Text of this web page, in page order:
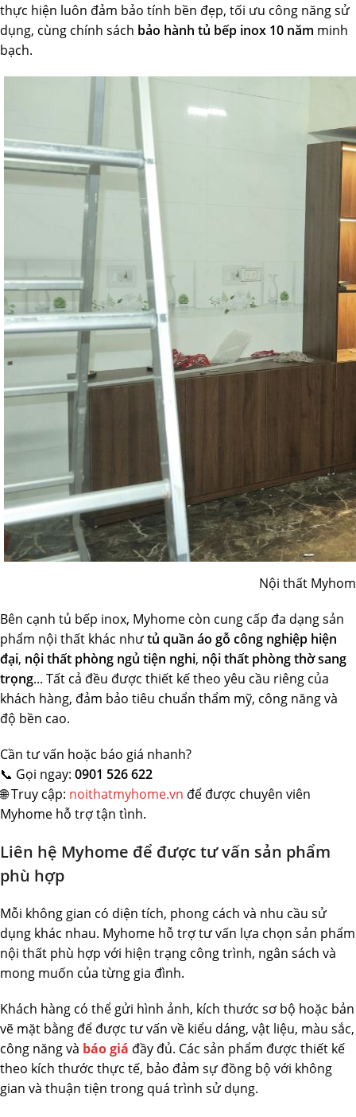
thực hiện luôn đảm bảo tính bền đẹp, tối ưu công năng sử
dụng, cùng chính sách bảo hành tủ bếp inox 10 năm minh
bạch.
Nội thất
Bên cạnh tủ bếp inox, Myhome còn cung cấp đa dạng sản
phẩm nội thất khác nhưtủ quần áo gỗ công nghiệp hiện
đại, nội thất phòng ngủ tiện nghi, nội thất phòng thờ sang
trọng... Tất cả đều được thiết kế theo yêu cầu riêng của
khách hàng, đảm bảo tiêu chuẩn thẩm mỹ, công năng và
độ bền cao.
Cần tư vấn hoặc báo giá nhanh?
📞 Gọi ngay: 0901 526 622
🌐 Truy cập: noithatmyhome.vn để được chuyên viên
Myhome hỗ trợ tận tình.
Liên hệ Myhome để được tư vấn sản phẩm
phù hợp
Mỗi không gian có diện tích, phong cách và nhu cầu sử
dụng khác nhau. Myhome hỗ trợ tư vấn lựa chọn sản phẩm
nội thất phù hợp với hiện trạng công trình, ngân sách và
mong muốn của từng gia đình.
Khách hàng có thể gửi hình ảnh, kích thước sơ bộ hoặc bản
vẽ mặt bằng để được tư vấn về kiểu dáng, vật liệu, màu sắc,
công năng và báo giá đầy đủ. Các sản phẩm được thiết kế
theo kích thước thực tế, bảo đảm sự đồng bộ với không
gian và thuận tiện trong quá trình sử dụng.